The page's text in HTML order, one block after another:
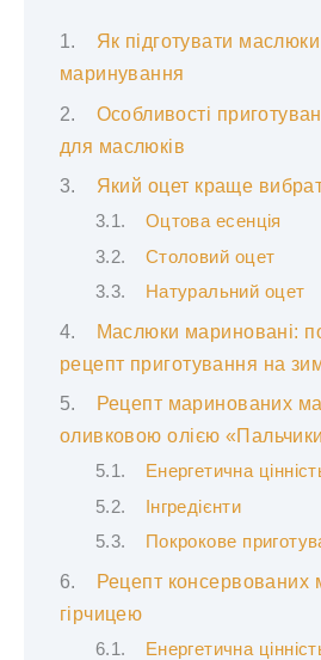
Як підготувати
маринування
Особливості
для маслюків
Який оцет краще
Оцтова есенція
Столовий оцет
Натуральний оцет
Маслюки мариновані:
рецепт приготування на
Рецепт маринованих
оливковою олією
Енергетична
Інгредієнти
Покрокове
Рецепт консервованих
гірчицею
Енергетична